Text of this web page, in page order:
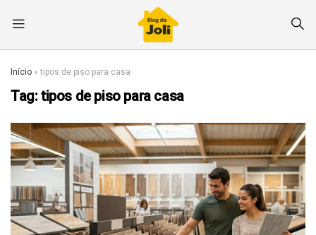
Início »tipos de piso para casa
Tag:tipos de piso para casa